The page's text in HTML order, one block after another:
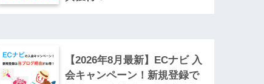
【2026年8月最新】ECナビ 入
会キャンペーン！新規登録で